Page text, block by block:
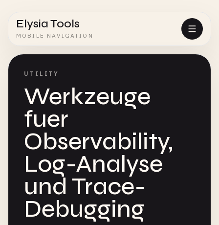
Elysia Tools
MOBILE NAVIGATION
UTILITY
Werkzeuge
fuer
Observability,
Log-Analyse
und Trace-
Debugging